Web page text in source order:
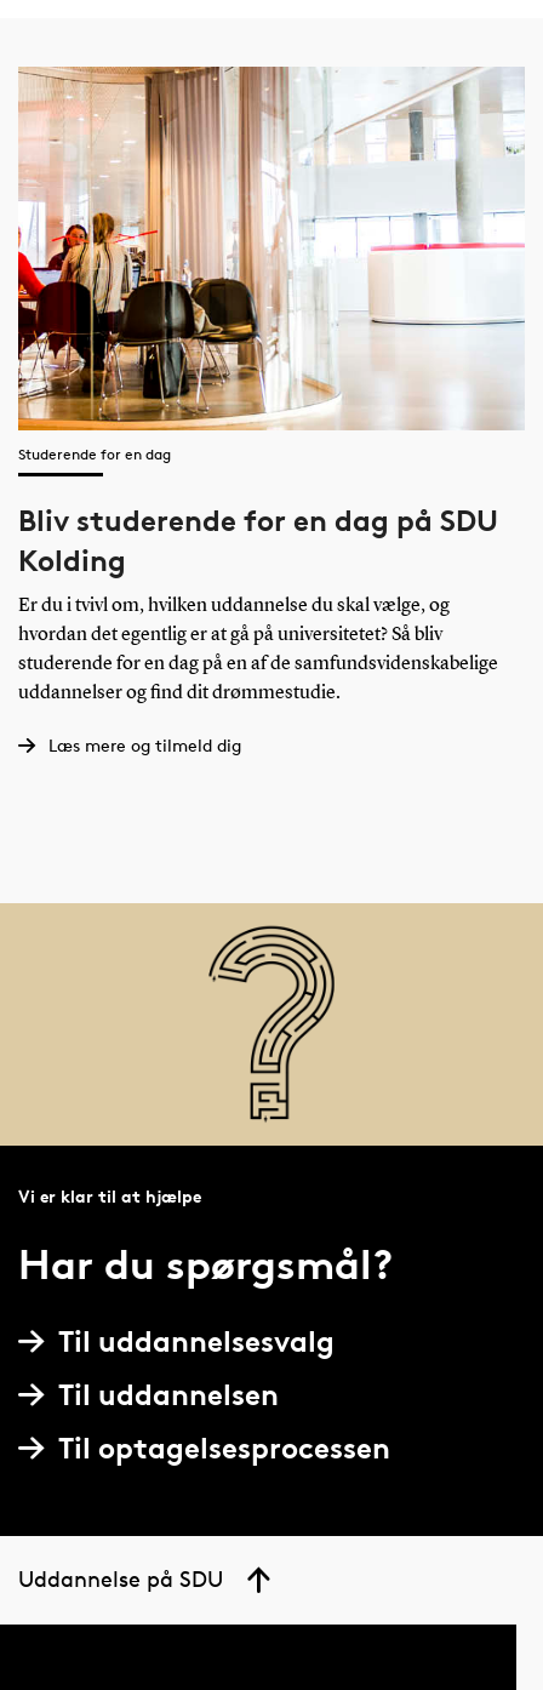
Studerende for en dag
Bliv studerende for en dag på SDU
Kolding
Er du i tvivl om, hvilken uddannelse du skal vælge, og
hvordan det egentlig er at gå på universitetet? Så bliv
studerende for en dag på en af de samfundsvidenskabelige
uddannelser og find dit drømmestudie.
Læs mere og tilmeld dig
Vi er klar til at hjælpe
Har du spørgsmål?
Til uddannelsesvalg
Til uddannelsen
Til optagelsesprocessen
Uddannelse på SDU